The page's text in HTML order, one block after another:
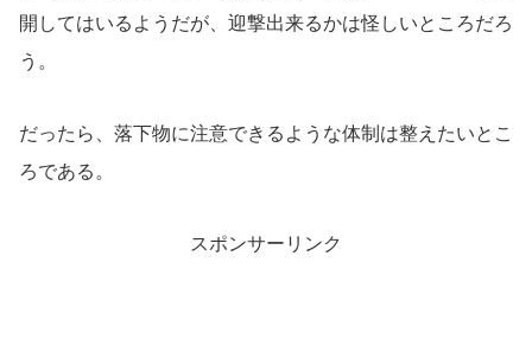
開してはいるようだが、迎撃出来るかは怪しいところだろ
う。
だったら、落下物に注意できるような体制は整えたいとこ
ろである。
スポンサーリンク